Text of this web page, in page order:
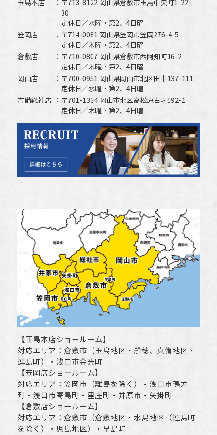
玉島本店
〒713-8122 岡山県倉敷市玉島中央町1-22-
30
定休日／水曜・第2、4日曜
笠岡店
〒714-0081 岡山県笠岡市笠岡276-4-5
定休日／木曜・第2、4日曜
倉敷店
〒710-0807 岡山県倉敷市西阿知町16-2
定休日／木曜・第2、4日曜
岡山店
〒700-0951 岡山県岡山市北区田中137-111
定休日／水曜・第2、4日曜
吉備総社店
〒701-1334 岡山市北区高松原古才592-1
定休日／木曜・第2、4日曜
【玉島本店ショールーム】
対応エリア： 倉敷市 （玉島地区・船穂、真備地区・
連島町）・ 浅口市金光町
【笠岡店ショールーム】
対応エリア： 笠岡市（離島を除く） ・ 浅口市鴨方
町・ 浅口市寄島町・里庄町・ 井原市 ・矢掛町
【倉敷店ショールーム】
対応エリア： 倉敷市 （倉敷地区・水島地区（連島町
を除く）・児島地区）・早島町